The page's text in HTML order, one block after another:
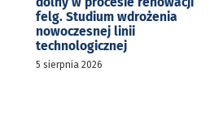
felg. Studium wdrożenia
nowoczesnej linii
technologicznej
5 sierpnia 2026